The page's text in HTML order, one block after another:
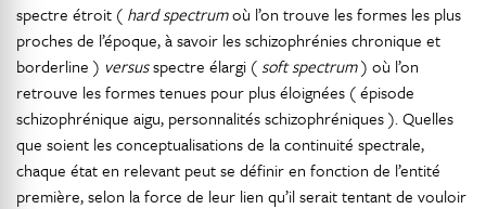
spectre étroit ( hard spectrumoù l’on trouve les formes les plus
proches de l’époque, à savoir les schizophrénies chronique et
borderline ) versusspectre élargi (soft spectrum) où l’on
retrouve les formes tenues pour plus éloignées ( épisode
schizophrénique aigu, personnalités schizophréniques ). Quelles
que soient les conceptualisations de la continuité spectrale,
chaque état en relevant peut se définir en fonction de l’entité
première, selon la force de leur lien qu’il serait tentant de vouloir